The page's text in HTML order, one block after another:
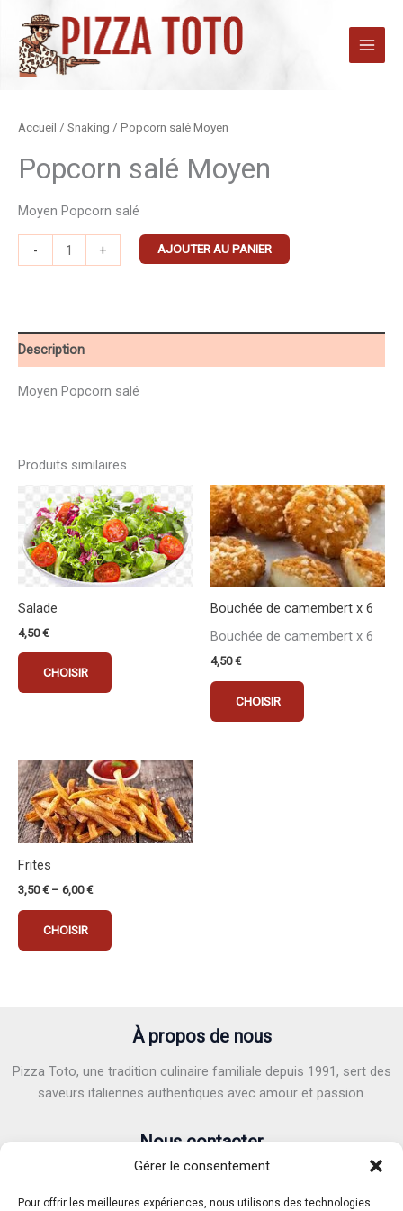
Gérer le consentement
Pour offrir les meilleures expériences, nous utilisons des technologies
contenu
Accueil / Snaking / Popcorn salé Moyen
Popcorn salé Moyen
Moyen Popcorn salé
-
quantité
Popcorn
Moyen
+ AJOUTER AU PANIER
Description
Moyen Popcorn salé
Produits similaires
Salade
4,50€
CHOISIR
Bouchée de camembert x 6
Bouchée de camembert x 6
4,50€
CHOISIR
Frites
3,50€– 6,00€
CHOISIR
Ce
produit
a
plusieurs
être
page
produit
À propos de nous
Pizza Toto, une tradition culinaire familiale depuis 1991, sert des
saveurs italiennes authentiques avec amour et passion.
Nous contacter
E-mail :pizzatoto40@gmail.com